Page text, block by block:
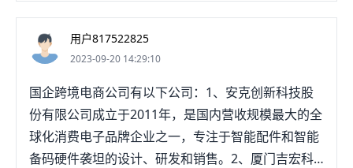
用户817522825
2023-09-20 14:29:10
国企跨境电商公司有以下公司：1、安克创新科技股
份有限公司成立于2011年，是国内营收规模最大的全
球化消费电子品牌企业之一，专注于智能配件和智能
备码硬件袭坦的设计、研发和销售。2、厦门吉宏科